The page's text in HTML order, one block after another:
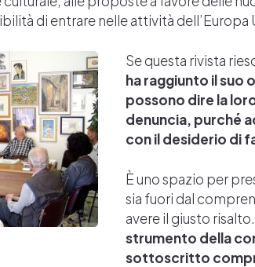
di entrare nelle attività dell’Europa
Se questa rivista
ha raggiunto il
possono dire la
denuncia, purché
con il desiderio di
È uno spazio per
sia fuori dal
avere il giusto
strumento della
sottoscritto